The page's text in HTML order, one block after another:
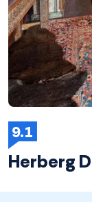
9.1
Herberg